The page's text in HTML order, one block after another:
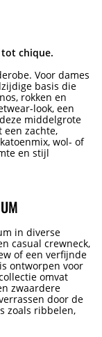
chique.
Voor dames
basis die
rokken en
look, een
middelgrote
zachte,
wol- of
en stijl
in diverse
casual crewneck,
of een verfijnde
ontworpen voor
omvat
zwaardere
door de
zoals ribbelen,